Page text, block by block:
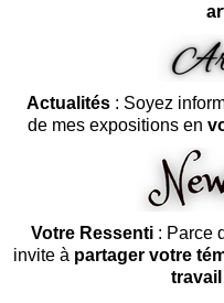
Actualités : Soyez
de mes expositions en
Votre Ressenti: Parce
invite à partager votre